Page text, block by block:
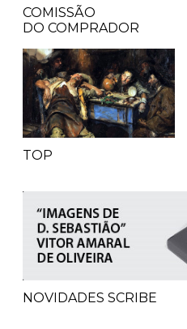
COMISSÃO
DO COMPRADOR
TOP
NOVIDADES SCRIBE